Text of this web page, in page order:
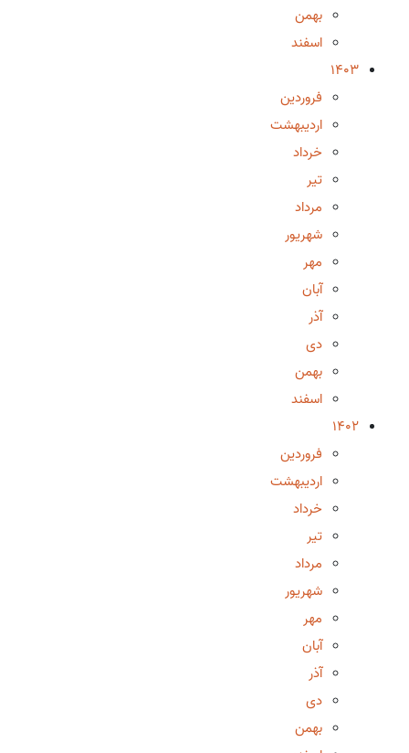
بهمن
اسفند
1403
فروردین
اردیبهشت
خرداد
تیر
مرداد
شهریور
مهر
آبان
آذر
دی
بهمن
اسفند
1402
فروردین
اردیبهشت
خرداد
تیر
مرداد
شهریور
مهر
آبان
آذر
دی
بهمن